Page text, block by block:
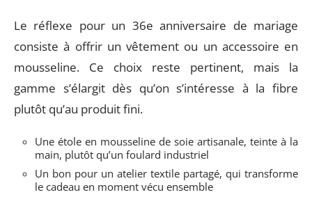
Le réflexe pour un 36e anniversaire de mariage
consiste à offrir un vêtement ou un accessoire en
mousseline. Ce choix reste pertinent, mais la
gamme s’élargit dès qu’on s’intéresse à la fibre
plutôt qu’au produit fini.
Une étole en mousseline de soie artisanale, teinte à la
main, plutôt qu’un foulard industriel
Un bon pour un atelier textile partagé, qui transforme
le cadeau en moment vécu ensemble